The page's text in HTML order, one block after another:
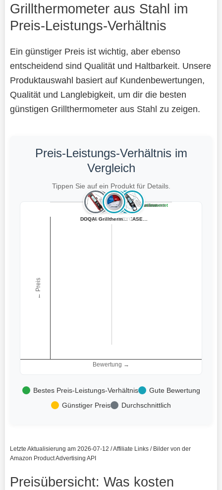
Grillthermometer aus Stahl im
Preis-Leistungs-Verhältnis
Ein günstiger Preis ist wichtig, aber ebenso
entscheidend sind Qualität und Haltbarkeit. Unsere
Produktauswahl basiert auf Kundenbewertungen,
Qualität und Langlebigkeit, um dir die besten
günstigen Grillthermometer aus Stahl zu zeigen.
Preis-Leistungs-Verhältnis im
Vergleich
Tippen Sie auf ein Produkt für Details.
Bewertung →
← Preis
Teuer, gut bewertet
Teuer, schlecht bewertet
Preiswert, gut bewertet
Preiswert, schlecht bewertet
DRELD Edelstahl...
Edelstahl-Röstt...
Ersatzfühler fü...DOQAUS Fleischt...
DOQAUS Fleischt... Grillthermomete...
Bestes Preis-Leistungs-Verhältnis
Gute Bewertung
Günstiger Preis
Durchschnittlich
Letzte Aktualisierung am 2026-07-12 / Affiliate Links / Bilder von der
Amazon Product Advertising API
Preisübersicht: Was kosten